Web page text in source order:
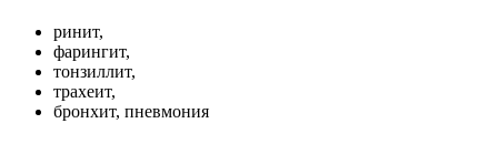
ринит,
фарингит,
тонзиллит,
трахеит,
бронхит, пневмония